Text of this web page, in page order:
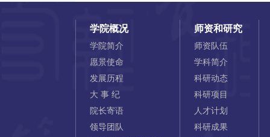
学院概况
学院简介
愿景使命
发展历程
大 事 纪
院长寄语
领导团队
师资和研究
师资队伍
学科简介
科研动态
科研项目
人才计划
科研成果